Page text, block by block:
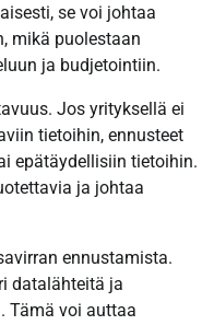
se voi johtaa
mikä puolestaan
ja budjetointiin.
Jos yrityksellä ei
tietoihin, ennusteet
epätäydellisiin tietoihin.
ja johtaa
ennustamista.
datalähteitä ja
Tämä voi auttaa